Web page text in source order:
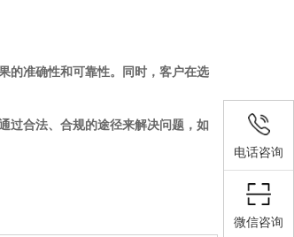
的准确性和可靠性。同时，客户在选
合法、合规的途径来解决问题，如
电话咨询
微信咨询